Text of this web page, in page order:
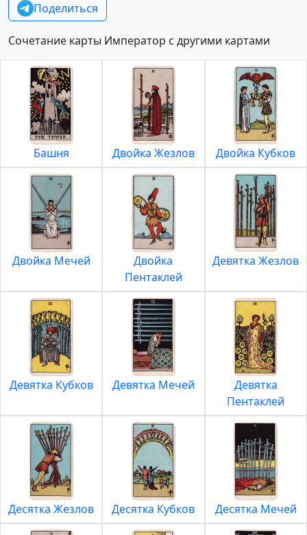
Поделиться
Сочетание карты Император с другими картами
Башня Двойка Жезлов Двойка Кубков
Двойка Мечей
Двойка
Пентаклей
Девятка Жезлов
Девятка Кубков Девятка Мечей
Девятка
Пентаклей
Десятка Жезлов Десятка Кубков Десятка Мечей